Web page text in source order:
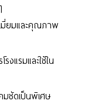
มี่ยมและคุณภาพ
งแรมและใช้ใน
ชัดเป็นพิเศษ